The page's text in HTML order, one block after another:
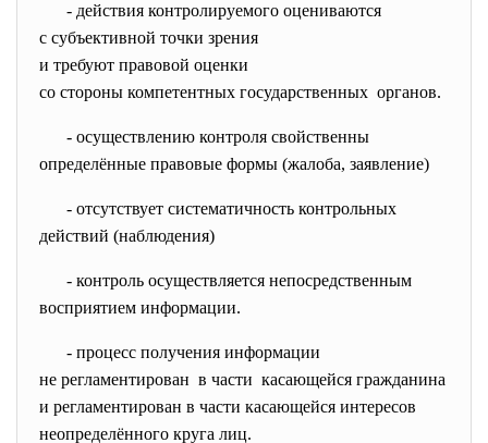
- действия контролируемого оцениваются
с субъективной точки зрения
и требуют правовой оценки
со стороны компетентных государственных органов.
- осуществлению контроля свойственны
определённые правовые формы (жалоба, заявление)
- отсутствует систематичность контрольных
действий (наблюдения)
- контроль осуществляется непосредственным
восприятием информации.
- процесс получения информации
не регламентирован в части касающейся гражданина
и регламентирован в части касающейся интересов
неопределённого круга лиц.